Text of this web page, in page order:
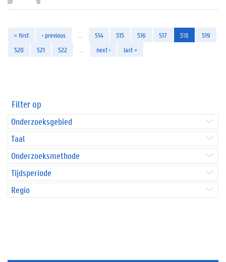
« first ‹ previous 514 515 516 517 518
519
520
521 522 next › last »
Filter op
Onderzoeksgebied
Taal
Onderzoeksmethode
Tijdsperiode
Regio